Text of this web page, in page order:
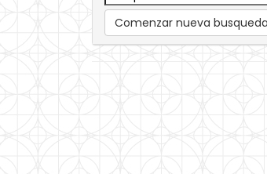
Comenzar nueva busqueda